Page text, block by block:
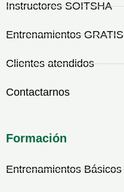
Instructores SOITSHA
Entrenamientos GRATIS
Clientes atendidos
Contactarnos
Formación
Entrenamientos Básicos